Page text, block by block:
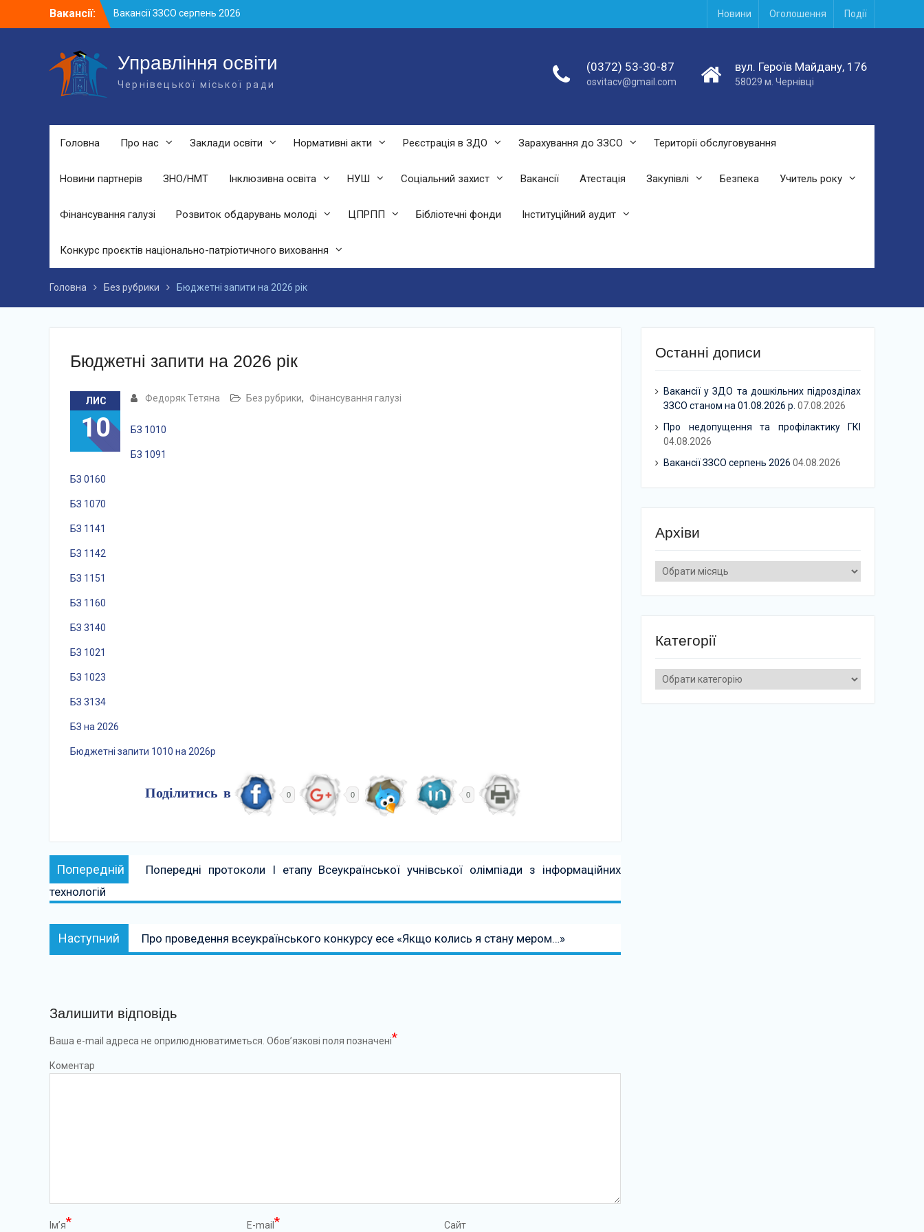
Вакансії:
Вакансії ЗЗСО серпень 2026
Вакансії ЗЗСО червень 2026
підрозділах ЗЗСО станом на 01.08.2026
р.
Новини Оголошення Події
Управління освіти
Чернівецької міської ради
(0372) 53-30-87
osvitacv@gmail.com
вул. Героїв Майдану, 176
58029 м. Чернівці
Головна Про нас Заклади освіти Нормативні акти Реєстрація в ЗДО Зарахування до ЗЗСО Території обслуговування
Новини партнерів ЗНО/НМТ Інклюзивна освіта НУШ Соціальний захист Вакансії Атестація Закупівлі Безпека Учитель року
Фінансування галузі Розвиток обдарувань молоді ЦПРПП Бібліотечні фонди Інституційний аудит
Конкурс проєктів національно-патріотичного виховання
Головна Без рубрики Бюджетні запити на 2026 рік
Бюджетні запити на 2026 рік
ЛИС
10
Федоряк Тетяна Без рубрики, Фінансування галузі
БЗ 1010
БЗ 1091
БЗ 0160
БЗ 1070
БЗ 1141
БЗ 1142
БЗ 1151
БЗ 1160
БЗ 3140
БЗ 1021
БЗ 1023
БЗ 3134
БЗ на 2026
Бюджетні запити 1010 на 2026р
Поділитись в 0 0 0
Навігація
записів
Попередній Попередній:
Попередні протоколи І етапу Всеукраїнської учнівської олімпіади з інформаційних
технологій
Наступний Наступний:
Про проведення всеукраїнського конкурсу есе «Якщо колись я стану мером…»
Залишити відповідь
Ваша e-mail адреса не оприлюднюватиметься. Обов’язкові поля позначені*
Коментар
Ім’я* E-mail * Сайт
Останні дописи
Вакансії у ЗДО та дошкільних підрозділах
ЗЗСО станом на 01.08.2026 р. 07.08.2026
Про недопущення та профілактику ГКІ
04.08.2026
Вакансії ЗЗСО серпень 2026 04.08.2026
Архіви
Архіви
Категорії
Категорії